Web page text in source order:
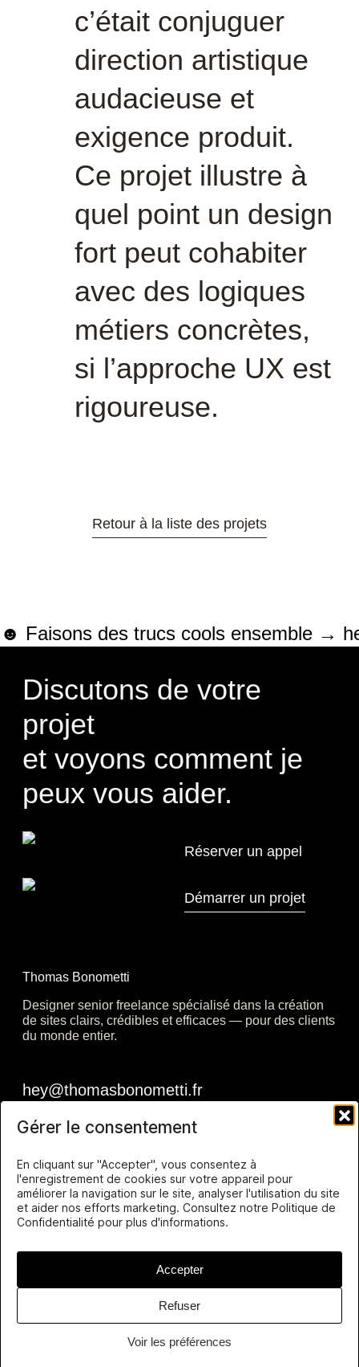
Gérer le consentement
En cliquant sur "Accepter", vous consentez à
l'enregistrement de cookies sur votre appareil pour
améliorer la navigation sur le site, analyser l'utilisation du site
et aider nos efforts marketing. Consultez notre Politique de
Confidentialité pour plus d'informations.
Accepter
Refuser
Voir les préférences
c’était conjuguer
direction artistique
audacieuse et
exigence produit.
Ce projet illustre à
quel point un design
fort peut cohabiter
avec des logiques
métiers concrètes,
si l’approche UX est
rigoureuse.
☻ Faisons des trucs cools ensemble →
Discutons de votre
projet
et voyons comment je
peux vous aider.
Thomas Bonometti
Designer senior freelance spécialisé dans la création
de sites clairs, crédibles et efficaces — pour des clients
du monde entier.
Bonometti
basé à